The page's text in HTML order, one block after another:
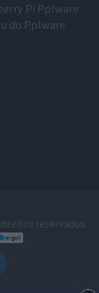
Pi Pplware
do Pplware
reservados.